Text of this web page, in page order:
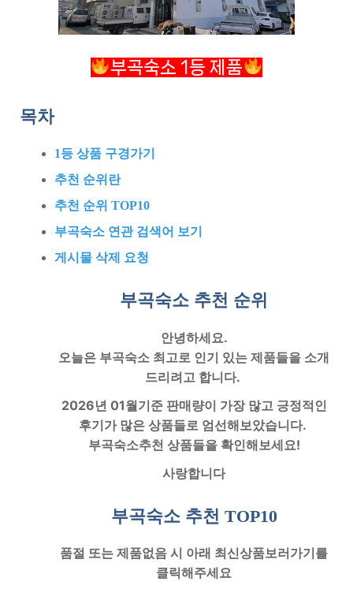
부곡숙소 1등 제품
목차
1등 상품 구경가기
추천 순위란
추천 순위 TOP10
부곡숙소 연관 검색어 보기
게시물 삭제 요청
부곡숙소 추천 순위
안녕하세요.
오늘은 부곡숙소 최고로 인기 있는 제품들을 소개
드리려고 합니다.
2026년 01월기준 판매량이 가장 많고 긍정적인
후기가 많은 상품들로 엄선해보았습니다.
부곡숙소추천 상품들을 확인해보세요!
사랑합니다
부곡숙소 추천 TOP10
품절 또는 제품없음 시 아래 최신상품보러가기 를
클릭해주세요